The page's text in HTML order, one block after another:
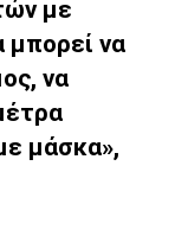
με
μπορεί να
να
μάσκα»,